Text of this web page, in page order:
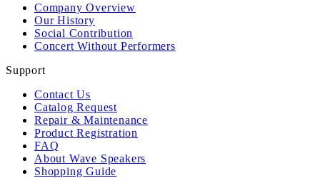
Company Overview
Our History
Social Contribution
Concert Without Performers
Support
Contact Us
Catalog Request
Repair & Maintenance
Product Registration
FAQ
About Wave Speakers
Shopping Guide